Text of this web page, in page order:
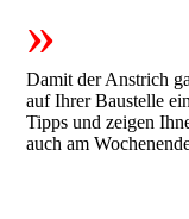
»
Damit der Anstrich
auf Ihrer Baustelle
Tipps und zeigen
auch am